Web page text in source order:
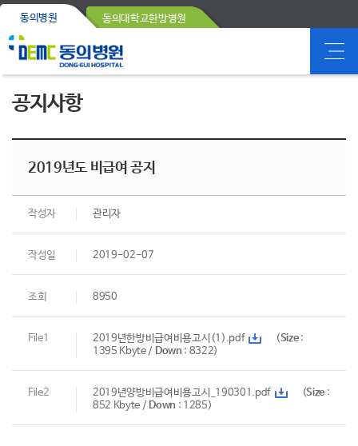
동의병원 동의대학교한방병원
공지사항
2019년도 비급여 공지
작성자 관리자
작성일 2019-02-07
조회 8950
File1 2019년한방비급여비용고시(1).pdf (Size:
1395 Kbyte / Down : 8322)
File2 2019년양방비급여비용고시_190301.pdf (Size :
852 Kbyte / Down : 1285)